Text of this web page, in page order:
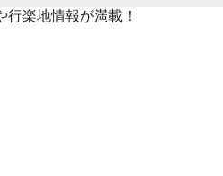
楽地情報が満載！